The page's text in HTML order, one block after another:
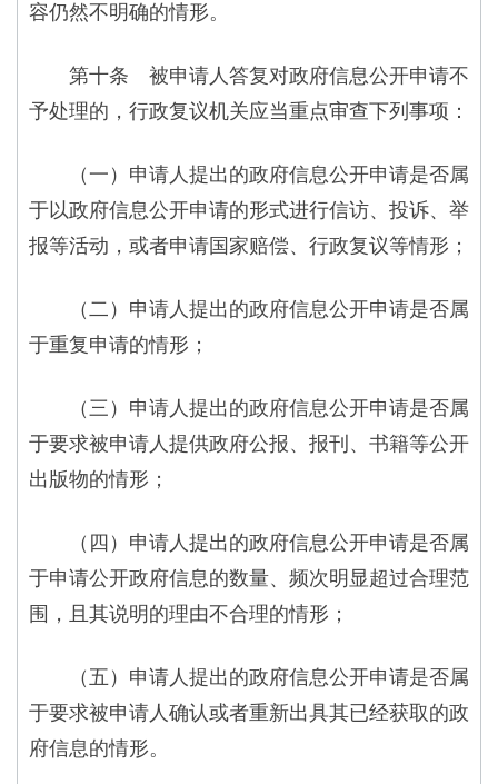
容仍然不明确的情形。
第十条 被申请人答复对政府信息公开申请不
予处理的，行政复议机关应当重点审查下列事项：
（一）申请人提出的政府信息公开申请是否属
于以政府信息公开申请的形式进行信访、投诉、举
报等活动，或者申请国家赔偿、行政复议等情形；
（二）申请人提出的政府信息公开申请是否属
于重复申请的情形；
（三）申请人提出的政府信息公开申请是否属
于要求被申请人提供政府公报、报刊、书籍等公开
出版物的情形；
（四）申请人提出的政府信息公开申请是否属
于申请公开政府信息的数量、频次明显超过合理范
围，且其说明的理由不合理的情形；
（五）申请人提出的政府信息公开申请是否属
于要求被申请人确认或者重新出具其已经获取的政
府信息的情形。